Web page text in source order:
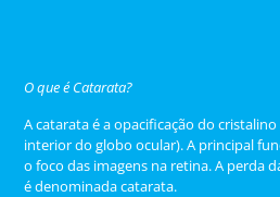
O que é Catarata?
A catarata é a opacificação do
interior do globo ocular). A principal
o foco das imagens na retina. A perda
é denominada catarata.